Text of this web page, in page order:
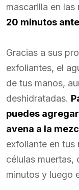
mascarilla en las
20 minutos
Gracias a sus
exfoliantes, el
de tus manos,
deshidratadas.
puedes
avena a la
exfoliante en tus
células muertas,
minutos y luego